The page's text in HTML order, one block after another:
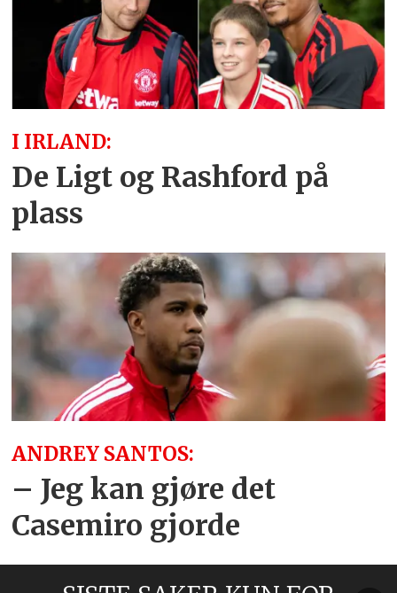
I IRLAND:
De Ligt og Rashford på
plass
ANDREY SANTOS:
– Jeg kan gjøre det
Casemiro gjorde